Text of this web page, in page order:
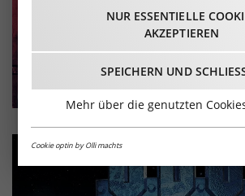
NUR ESSENTIELLE
AKZEPTIEREN
SPEICHERN UND
Mehr über die genutzten
Cookie optin by Olli machts